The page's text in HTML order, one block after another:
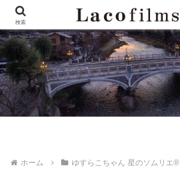
ホーム ゆすらこちゃん 星のソムリエ®︎
検索